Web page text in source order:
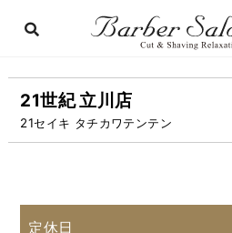
21世紀 立川店
21セイキ タチカワテンテン
定休日